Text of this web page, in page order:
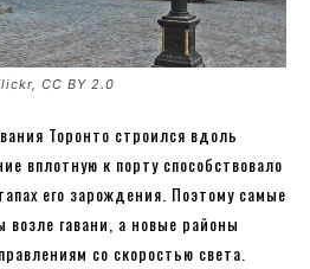
CC BY 2.0
Торонто строился вдоль
вплотную к порту способствовало
его зарождения. Поэтому самые
гавани, а новые районы
со скоростью света.